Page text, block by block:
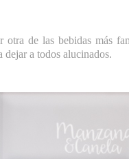
de las bebidas más
dejar a todos alucinados.